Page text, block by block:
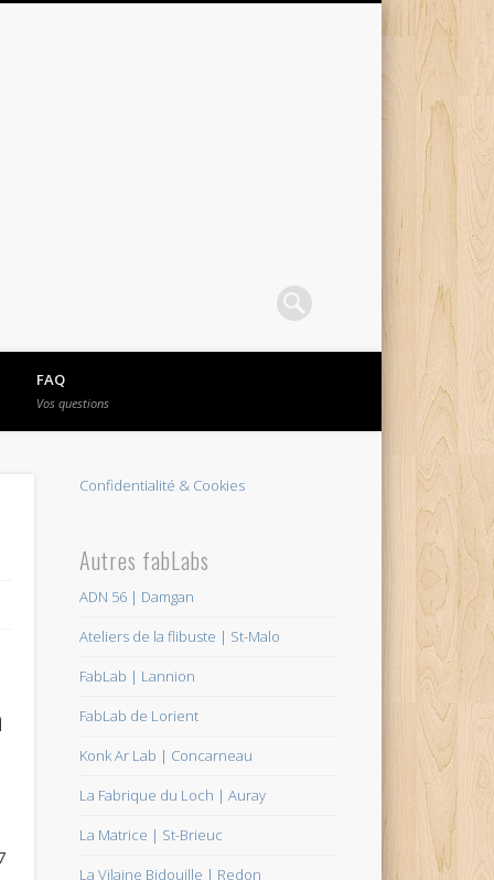
FAQ
Vos questions
Confidentialité & Cookies
Autres fabLabs
ADN 56 | Damgan
Ateliers de la flibuste | St-Malo
FabLab | Lannion
FabLab de Lorient
Konk Ar Lab | Concarneau
La Fabrique du Loch | Auray
La Matrice | St-Brieuc
La Vilaine Bidouille | Redon